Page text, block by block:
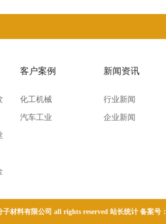
客户案例
化工机械
汽车工业
新闻资讯
行业新闻
企业新闻
材料有限公司 all rights reserved 站长统计 备案号：